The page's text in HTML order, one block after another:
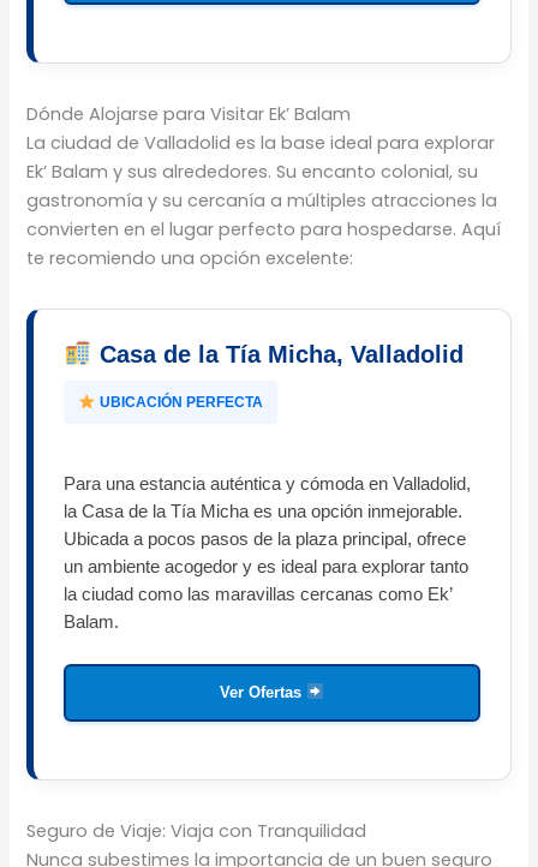
Dónde Alojarse para Visitar Ek’ Balam
La ciudad de Valladolid es la base ideal para explorar
Ek’ Balam y sus alrededores. Su encanto colonial, su
gastronomía y su cercanía a múltiples atracciones la
convierten en el lugar perfecto para hospedarse. Aquí
te recomiendo una opción excelente:
Casa de la Tía Micha, Valladolid
UBICACIÓN PERFECTA
Para una estancia auténtica y cómoda en Valladolid,
la Casa de la Tía Micha es una opción inmejorable.
Ubicada a pocos pasos de la plaza principal, ofrece
un ambiente acogedor y es ideal para explorar tanto
la ciudad como las maravillas cercanas como Ek’
Balam.
Ver Ofertas
Seguro de Viaje: Viaja con Tranquilidad
Nunca subestimes la importancia de un buen seguro